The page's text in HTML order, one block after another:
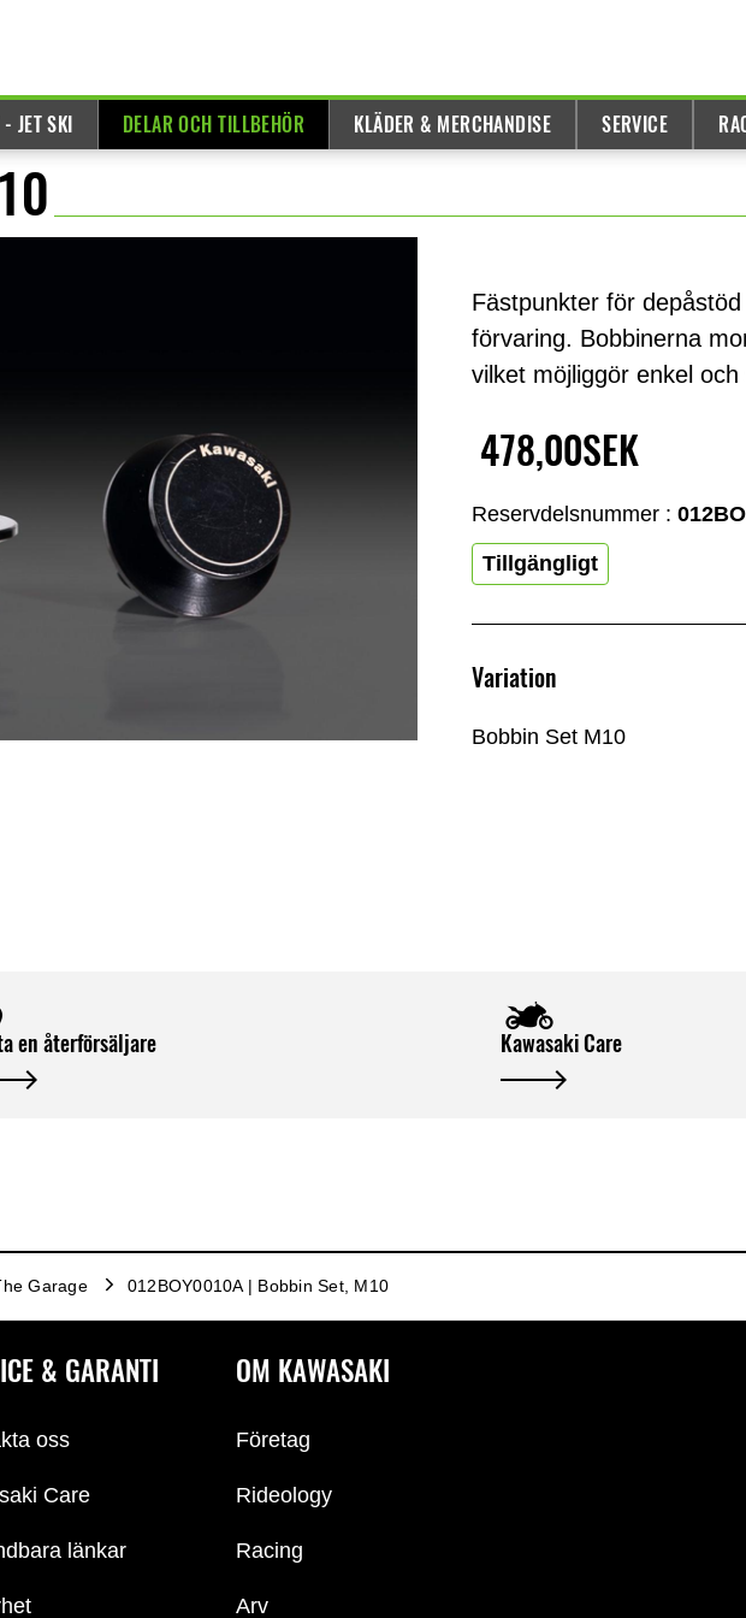
JET SKI DELAR OCH TILLBEHÖR KLÄDER & MERCHANDISE SERVICE
Fästpunkter för
förvaring. Bobbinerna
vilket möjliggör enkel
478,00SEK
Reservdelsnummer :
Tillgängligt
Variation
Bobbin Set M10
en återförsäljare Kawasaki Care
Garage 012BOY0010A | Bobbin Set, M10
& GARANTI
oss
Care
länkar
OM KAWASAKI
Företag
Rideology
Racing
Arv